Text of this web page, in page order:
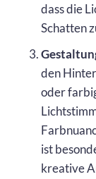
dass die
Schatten
den
oder
ist
kreative